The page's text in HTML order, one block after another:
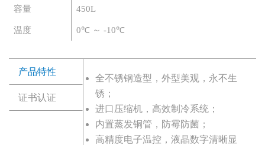
容量 450L
温度 0℃ ～ -10℃
产品特性
证书认证
全不锈钢造型，外型美观，永不生
锈；
进口压缩机，高效制冷系统；
内置蒸发铜管，防霉防菌；
高精度电子温控，液晶数字清晰显